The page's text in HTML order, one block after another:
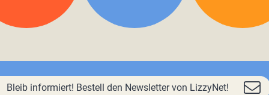
Bleib informiert! Bestell den Newsletter von LizzyNet!